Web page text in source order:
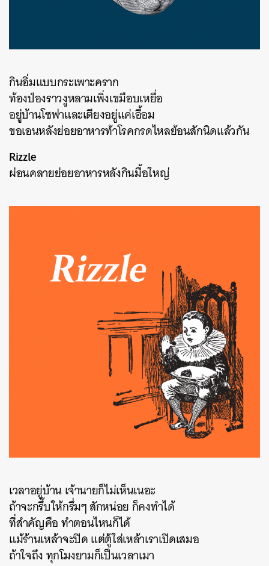
กินอิ่มแบบกระเพาะคราก
ท้องป่องราวงูหลามเพิ่งเขมือบเหยื่อ
อยู่บ้านโซฟาและเตียงอยู่แค่เอื้อม
ขอเอนหลังย่อยอาหารท้าโรคกรดไหลย้อนสักนิดแล้วกัน
Rizzle
ผ่อนคลายย่อยอาหารหลังกินมื้อใหญ่
เวลาอยู่บ้าน เจ้านายก็ไม่เห็นเนอะ
ถ้าจะกรึ๊บให้กรึ่มๆ สักหน่อย ก็คงทำได้
ที่สำคัญคือ ทำตอนไหนก็ได้
แม้ร้านเหล้าจะปิด แต่ตู้ใส่เหล้าเราเปิดเสมอ
ถ้าใจถึง ทุกโมงยามก็เป็นเวลาเมา